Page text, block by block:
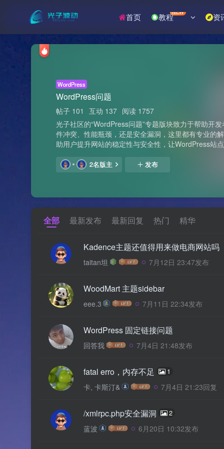
首页 教程NEW 资
WordPress
WordPress问题
帖子 101 互动 137 阅读 1757
光子社区的“WordPress问题”专题版块致力于帮助开
件冲突、性能瓶颈，还是安全漏洞，这里都有专业的
助用户提升网站的稳定性与安全性，让WordPress站
2名版主 发布
全部 最新发布 最新回复 热门 精华
Kadence主题还值得用来做电商网站吗
taitan坦 7月12日 23:47发布
WoodMart 主题sidebar
eee.3 7月11日 22:34发布
WordPress 固定链接问题
回答我 7月4日 21:48发布
fatal erro，内存不足 1
卡, 卡斯汀& 7月4日 21:23回复
/xmlrpc.php安全漏洞 2
蓝波 6月20日 10:32发布